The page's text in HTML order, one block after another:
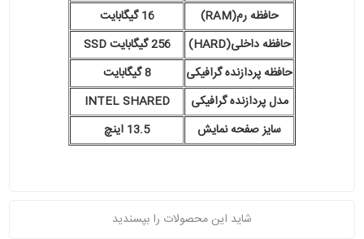
حافظه رم(RAM)
16 گیگابایت
حافظه داخلی(HARD)
256 گیگابایت SSD
حافظه پردازنده گرافیکی
8 گیگابایت
مدل پردازنده گرافیکی
INTEL SHARED
سایز صفحه نمایش
13.5 اینچ
شاید این محصولات را بپسندید